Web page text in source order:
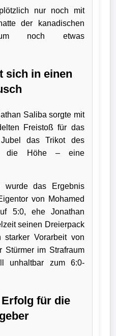
nur noch mit
der kanadischen
noch etwas
sich in einen
Saliba sorgte mit
Freistoß für das
das Trikot des
die Höhe – eine
wurde das Ergebnis
von Mohamed
5:0, ehe Jonathan
seinen Dreierpack
starker Vorarbeit von
Stürmer im Strafraum
unhaltbar zum 6:0-
für die